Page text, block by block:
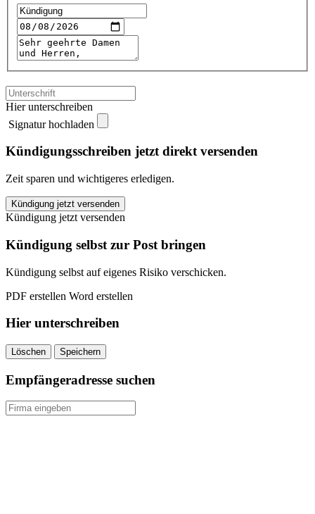
Hier unterschreiben
Signatur hochladen
Kündigungsschreiben jetzt direkt versenden
Zeit sparen und wichtigeres erledigen.
Fit
Fabrik
kündigen
quantity
Kündigung jetzt versenden
Kündigung jetzt versenden
Kündigung selbst zur Post bringen
Kündigung selbst auf eigenes Risiko verschicken.
PDF erstellen Word erstellen
Hier unterschreiben
Löschen Speichern
Empfängeradresse suchen